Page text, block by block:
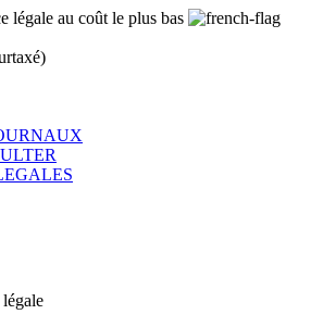
légale au coût le plus bas